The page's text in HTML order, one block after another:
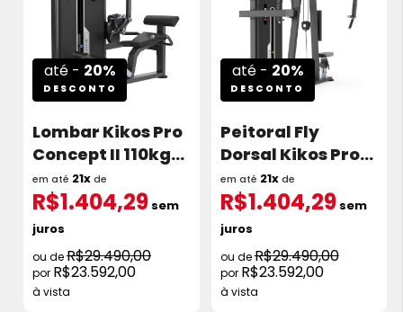
até - 20%
DESCONTO
Lombar Kikos Pro
Concept II 110kg
C2S52
R$29.490,00
R$23.592,00
à vista
em até 21xde
R$1.404,29 sem
juros
até - 20%
DESCONTO
Peitoral Fly
Dorsal Kikos Pro
Concept II 110kg
C2S22
R$29.490,00
R$23.592,00
à vista
em até 21xde
R$1.404,29sem
juros